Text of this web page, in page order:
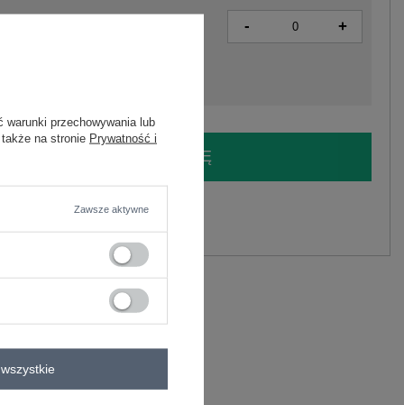
- +
SIĘ I ZOBACZ CENĘ
codzienna
warunki przechowywania lub
na stronie Prywatność i
Zawsze aktywne